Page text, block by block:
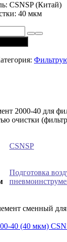
CSNSP (Китай)
40 мкм
2000-40 для
очистки
CSNSP
Подготовка
40 (40 мкм)